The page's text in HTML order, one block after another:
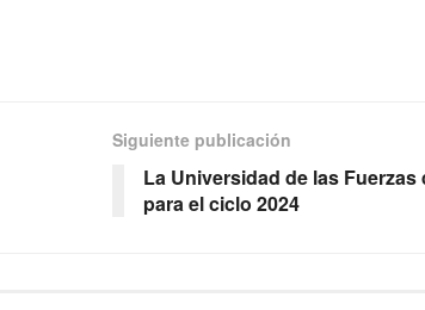
Siguiente publicación
La Universidad de las
para el ciclo 2024